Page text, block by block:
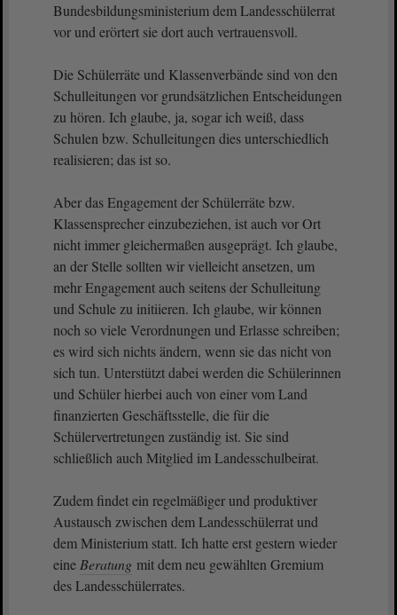
Bundesbildungsministerium dem Landesschülerrat
vor und erörtert sie dort auch vertrauensvoll.
Die Schülerräte und Klassenverbände sind von den
Schulleitungen vor grundsätzlichen Entscheidungen
zu hören. Ich glaube, ja, sogar ich weiß, dass
Schulen bzw. Schulleitungen dies unterschiedlich
realisieren; das ist so.
Aber das Engagement der Schülerräte bzw.
Klassensprecher einzubeziehen, ist auch vor Ort
nicht immer gleichermaßen ausgeprägt. Ich glaube,
an der Stelle sollten wir vielleicht ansetzen, um
mehr Engagement auch seitens der Schulleitung
und Schule zu initiieren. Ich glaube, wir können
noch so viele Verordnungen und Erlasse schreiben;
es wird sich nichts ändern, wenn sie das nicht von
sich tun. Unterstützt dabei werden die Schülerinnen
und Schüler hierbei auch von einer vom Land
finanzierten Geschäftsstelle, die für die
Schülervertretungen zuständig ist. Sie sind
schließlich auch Mitglied im Landesschulbeirat.
Zudem findet ein regelmäßiger und produktiver
Austausch zwischen dem Landesschülerrat und
dem Ministerium statt. Ich hatte erst gestern wieder
eine Beratung mit dem neu gewählten Gremium
des Landesschülerrates.